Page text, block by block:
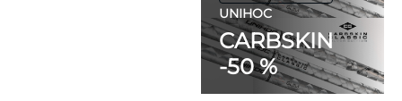
UNIHOC
CARBSKIN
-50 %
doporučujeme
otestovat malý
kousek KT pásky
aplikovaný bez